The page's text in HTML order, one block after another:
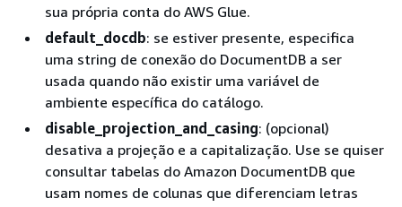
sua própria conta do AWS Glue.
default_docdb: se estiver presente, especifica
uma string de conexão do DocumentDB a ser
usada quando não existir uma variável de
ambiente específica do catálogo.
disable_projection_and_casing: (opcional)
desativa a projeção e a capitalização. Use se quiser
consultar tabelas do Amazon DocumentDB que
usam nomes de colunas que diferenciam letras